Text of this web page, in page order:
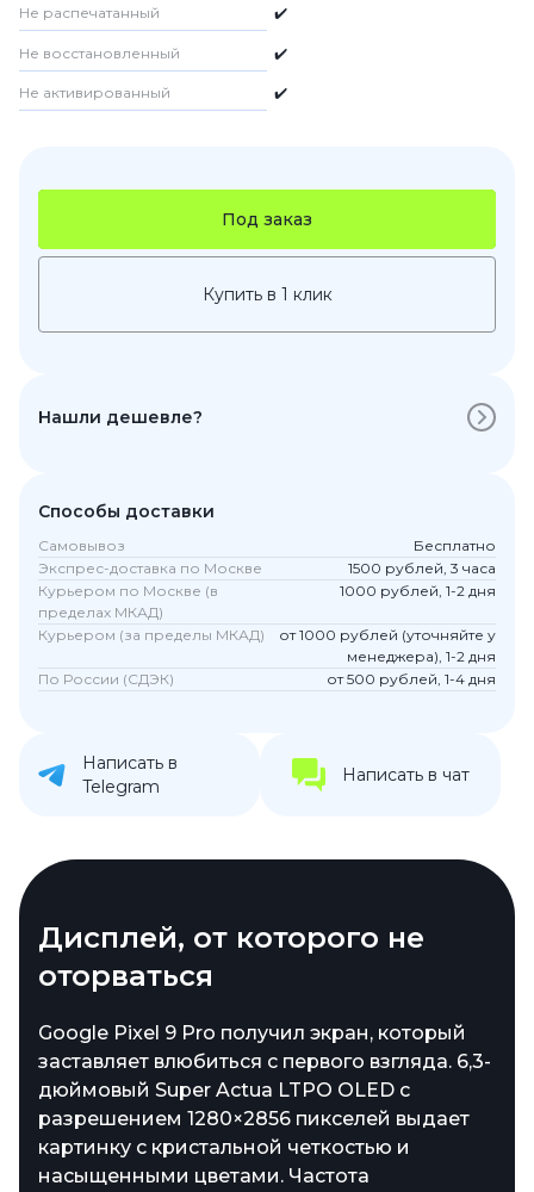
Не распечатанный ✔️
Не восстановленный ✔️
Не активированный ✔️
Под заказ
Купить в 1 клик
Нашли дешевле?
Способы доставки
Самовывоз
Бесплатно
Экспрес-доставка по Москве
1500 рублей, 3 часа
Курьером по Москве (в
пределах МКАД)
1000 рублей, 1-2 дня
Курьером (за пределы МКАД)
от 1000 рублей (уточняйте у
менеджера), 1-2 дня
По России (СДЭК)
от 500 рублей, 1-4 дня
Написать в
Telegram
Написать в чат
Дисплей, от которого не
оторваться
Google Pixel 9 Pro получил экран, который
заставляет влюбиться с первого взгляда. 6,3-
дюймовый Super Actua LTPO OLED с
разрешением 1280×2856 пикселей выдает
картинку с кристальной четкостью и
насыщенными цветами. Частота